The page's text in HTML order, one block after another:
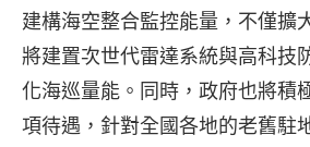
建構海空整合監控能量，不僅擴
將建置次世代雷達系統與高科技
化海巡量能。同時，政府也將積
項待遇，針對全國各地的老舊駐